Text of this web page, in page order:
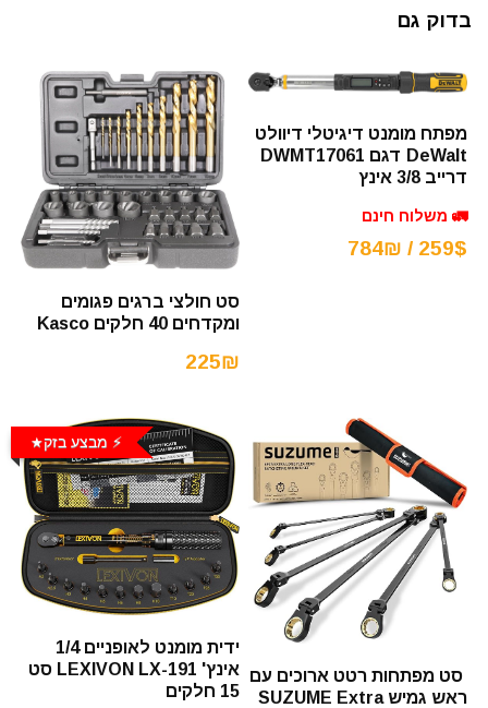
בדוק גם
מפתח מומנט דיגיטלי דיוולט
DeWalt דגם DWMT17061
דרייב 3/8 אינץ
🚛 משלוח חינם
259$ / 784₪
סט חולצי ברגים פגומים
ומקדחים 40 חלקים Kasco
225₪
סט מפתחות רטט ארוכים עם
ראש גמיש SUZUME Extra
⚡️ מבצע בזק
ידית מומנט לאופניים 1/4
אינץ' LEXIVON LX-191 סט
15 חלקים